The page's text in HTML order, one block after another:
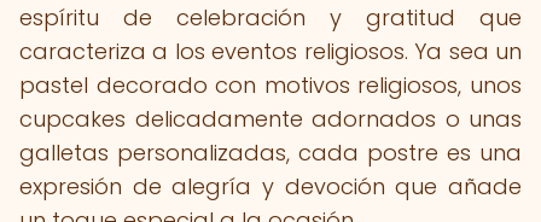
espíritu de celebración y gratitud que
caracteriza a los eventos religiosos. Ya sea un
pastel decorado con motivos religiosos, unos
cupcakes delicadamente adornados o unas
galletas personalizadas, cada postre es una
expresión de alegría y devoción que añade